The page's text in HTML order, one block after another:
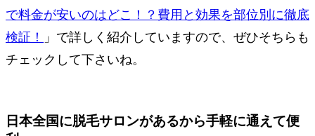
で料金が安いのはどこ！？費用と効果を部位別に徹底
検証！
」で詳しく紹介していますので、ぜひそちらも
チェックして下さいね。
日本全国に脱毛サロンがあるから手軽に通えて便